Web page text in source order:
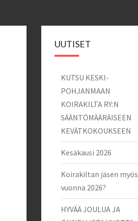
UUTISET
KUTSU KESKI-
POHJANMAAN
KOIRAKILTA RY:N
SÄÄNTÖMÄÄRÄISEEN
KEVÄTKOKOUKSEEN
Kesäkausi 2026
Koirakiltan jäsen myös
vuonna 2026?
HYVÄÄ JOULUA JA